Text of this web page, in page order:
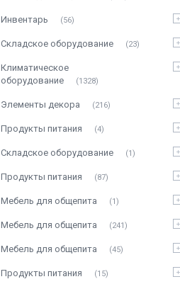
Инвентарь 56
Складское оборудование 23
Климатическое
оборудование
1328
Элементы декора 216
Продукты питания 4
Складское оборудование 1
Продукты питания 87
Мебель для общепита 1
Мебель для общепита 241
Мебель для общепита 45
Продукты питания 15